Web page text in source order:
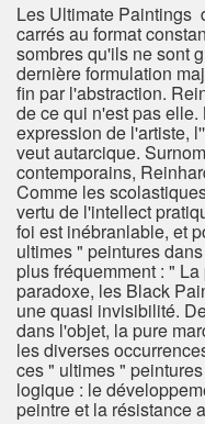
Les Ultimate Paintings
carrés au format
sombres qu'ils ne sont
dernière formulation
fin par l'abstraction.
de ce qui n'est pas
expression de l'artiste,
veut autarcique.
contemporains,
Comme les
vertu de l'intellect
foi est inébranlable, et
ultimes " peintures
plus fréquemment : "
paradoxe, les Black
une quasi invisibilité.
dans l'objet, la pure
les diverses
ces " ultimes "
logique : le
peintre et la résistance